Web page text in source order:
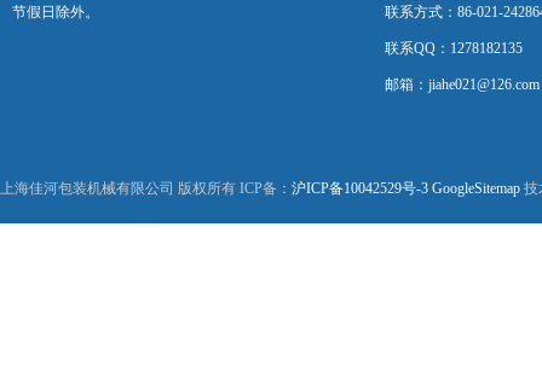
节假日除外。 联系方式：86-021-
联系QQ：1278182135
邮箱：jiahe021@126.com
上海佳河包装机械有限公司 版权所有 ICP备： 沪ICP备10042529号-3 GoogleSitemap 技